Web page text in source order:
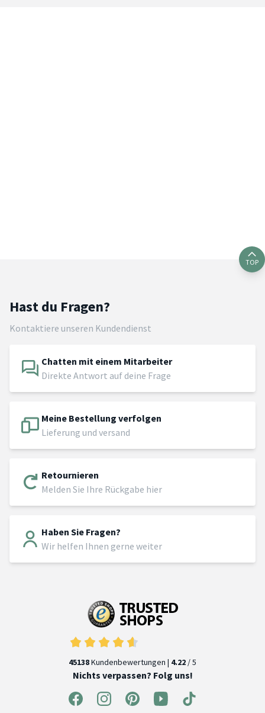
TOP
Hast du Fragen?
Kontaktiere unseren Kundendienst
Chatten mit einem Mitarbeiter
Direkte Antwort auf deine Frage
Meine Bestellung verfolgen
Lieferung und versand
Retournieren
Melden Sie Ihre Rückgabe hier
Haben Sie Fragen?
Wir helfen Ihnen gerne weiter
45138Kundenbewertungen | 4.22 / 5
Nichts verpassen? Folg uns!